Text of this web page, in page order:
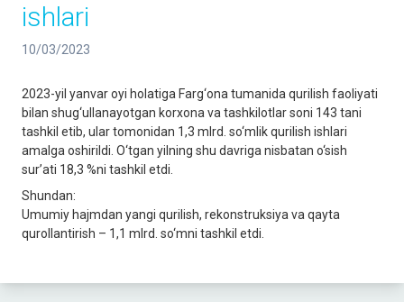
ishlari
10/03/2023
2023-yil yanvar oyi holatiga Farg‘ona tumanida qurilish faoliyati
bilan shug‘ullanayotgan korxona va tashkilotlar soni 143 tani
tashkil etib, ular tomonidan 1,3 mlrd. so‘mlik qurilish ishlari
amalga oshirildi. O‘tgan yilning shu davriga nisbatan o‘sish
sur’ati 18,3 %ni tashkil etdi.
Shundan:
Umumiy hajmdan yangi qurilish, rekonstruksiya va qayta
qurollantirish – 1,1 mlrd. so‘mni tashkil etdi.